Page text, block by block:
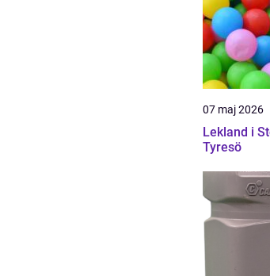
07 maj 2026
Lekland i
Tyresö